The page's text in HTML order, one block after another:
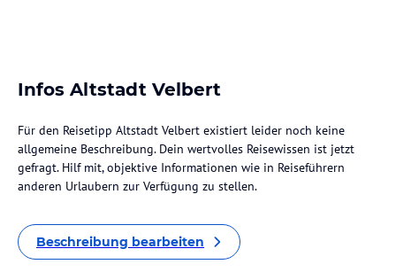
Infos Altstadt Velbert
Für den Reisetipp Altstadt Velbert existiert leider noch keine
allgemeine Beschreibung. Dein wertvolles Reisewissen ist jetzt
gefragt. Hilf mit, objektive Informationen wie in Reiseführern
anderen Urlaubern zur Verfügung zu stellen.
Beschreibung bearbeiten